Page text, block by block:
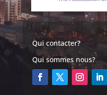
Qui contacter?
Qui sommes nous?